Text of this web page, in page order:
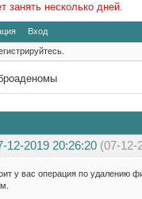
занять несколько дней.
Вход
12-2019 20:26:20 (07-12-
у вас операция по удалению